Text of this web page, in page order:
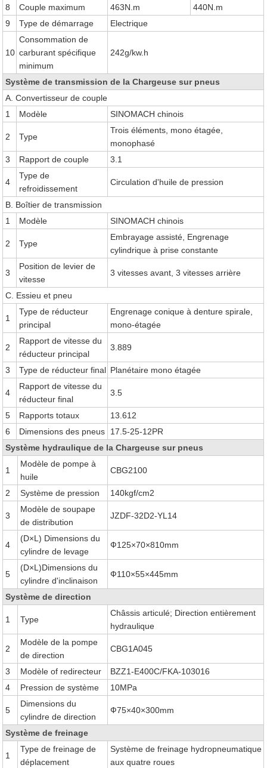
8 Couple maximum 463N.m
440N.m
9
Type de démarrage Electrique
10
Consommation de
carburant spécifique
minimum
242g/kw.h
Système de transmission de la Chargeuse sur pneus
A. Convertisseur de couple
1
Modèle SINOMACH chinois
2 Type
Trois éléments, mono étagée,
monophasé
3
Rapport de couple 3.1
4
Type de
refroidissement
Circulation d'huile de pression
B. Boîtier de transmission
1
Modèle SINOMACH chinois
2 Type
Embrayage assisté, Engrenage
cylindrique à prise constante
3
Position de levier de
vitesse
3 vitesses avant, 3 vitesses arrière
C. Essieu et pneu
1
Type de réducteur
principal
Engrenage conique à denture spirale,
mono-étagée
2
Rapport de vitesse du
réducteur principal
3.889
3 Type de réducteur final Planétaire mono étagée
4
Rapport de vitesse du
réducteur final
3.5
5 Rapports totaux
13.612
6
Dimensions des pneus
17.5-25-12PR
Système hydraulique de la Chargeuse sur pneus
1
Modèle de pompe à
huile
CBG2100
2 Système de pression 140kgf/cm2
3
Modèle de soupape
de distribution
JZDF-32D2-YL14
4
(D×L) Dimensions du
cylindre de levage
Ф125×70×810mm
5
(D×L)Dimensions du
cylindre d'inclinaison
Ф110×55×445mm
Système de direction
1 Type
Châssis articulé; Direction entièrement
hydraulique
2
Modèle de la pompe
de direction
CBG1A045
3 Modèle of redirecteur
BZZ1-E400C/FKA-103016
4
Pression de système 10MPa
5
Dimensions du
cylindre de direction
Ф75×40×300mm
Système de freinage
1
Type de freinage de
déplacement
Système de freinage hydropneumatique
aux quatre roues